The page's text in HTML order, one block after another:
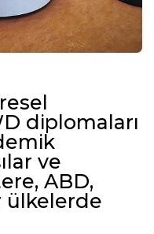
diplomaları
ve
ABD,
ülkelerde